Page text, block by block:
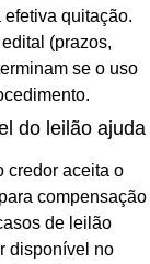
quitação.
(prazos,
se o uso
do leilão ajuda
credor aceita o
compensação
de leilão
disponível no